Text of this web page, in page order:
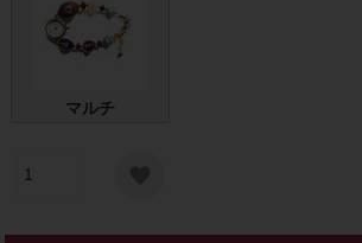
マルチ